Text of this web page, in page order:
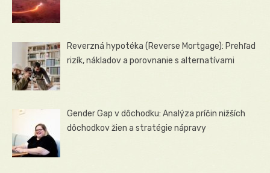
Reverzná hypotéka (Reverse Mortgage): Prehľad
rizík, nákladov a porovnanie s alternatívami
Gender Gap v dôchodku: Analýza príčin nižších
dôchodkov žien a stratégie nápravy